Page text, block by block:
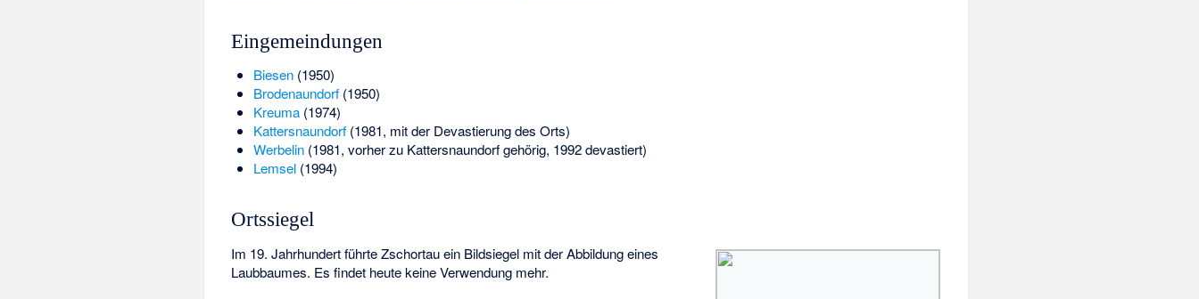
Eingemeindungen
Biesen(1950)
Brodenaundorf(1950)
Kreuma(1974)
Kattersnaundorf(1981, mit der Devastierung des Orts)
Werbelin(1981, vorher zu Kattersnaundorf gehörig, 1992 devastiert)
Lemsel(1994)
Ortssiegel
Im 19. Jahrhundert führte Zschortau ein Bildsiegel mit der Abbildung eines
Laubbaumes. Es findet heute keine Verwendung mehr.